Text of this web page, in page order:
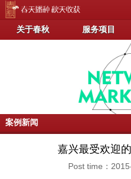
关于春秋 服务项目
案例新闻
嘉兴最受欢迎
Post time：